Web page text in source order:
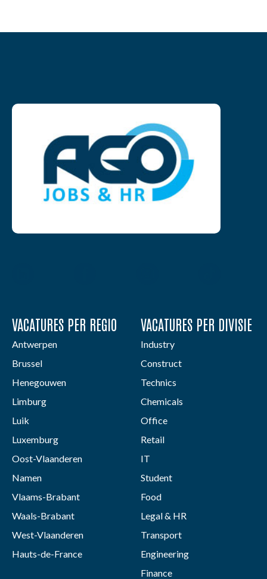
VACATURES PER REGIO
Antwerpen
Brussel
Henegouwen
Limburg
Luik
Luxemburg
Oost-Vlaanderen
Namen
Vlaams-Brabant
Waals-Brabant
West-Vlaanderen
Hauts-de-France
VACATURES PER DIVISIE
Industry
Construct
Technics
Chemicals
Office
Retail
IT
Student
Food
Legal & HR
Transport
Engineering
Finance